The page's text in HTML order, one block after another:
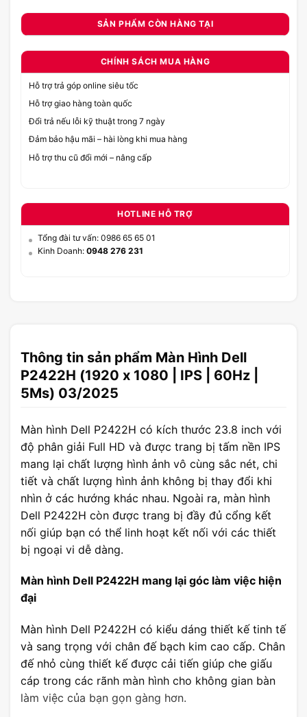
SẢN PHẨM CÒN HÀNG TẠI
CHÍNH SÁCH MUA HÀNG
Hỗ trợ trả góp online siêu tốc
Hỗ trợ giao hàng toàn quốc
Đổi trả nếu lỗi kỹ thuật trong 7 ngày
Đảm bảo hậu mãi – hài lòng khi mua hàng
Hỗ trợ thu cũ đổi mới – nâng cấp
HOTLINE HỖ TRỢ
Tổng đài tư vấn: 0986 65 65 01
Kinh Doanh: 0948 276 231
Thông tin sản phẩm Màn Hình Dell
P2422H (1920 x 1080 | IPS | 60Hz |
5Ms) 03/2025
Màn hình Dell P2422H có kích thước 23.8 inch với
độ phân giải Full HD và được trang bị tấm nền IPS
mang lại chất lượng hình ảnh vô cùng sắc nét, chi
tiết và chất lượng hình ảnh không bị thay đổi khi
nhìn ở các hướng khác nhau. Ngoài ra, màn hình
Dell P2422H còn được trang bị đầy đủ cổng kết
nối giúp bạn có thể linh hoạt kết nối với các thiết
bị ngoại vi dễ dàng.
Màn hình Dell P2422H mang lại góc làm việc hiện
đại
Màn hình Dell P2422H có kiểu dáng thiết kế tinh tế
và sang trọng với chân đế bạch kim cao cấp. Chân
đế nhỏ cùng thiết kế được cải tiến giúp che giấu
cáp trong các rãnh màn hình cho không gian bàn
làm việc của bạn gọn gàng hơn.